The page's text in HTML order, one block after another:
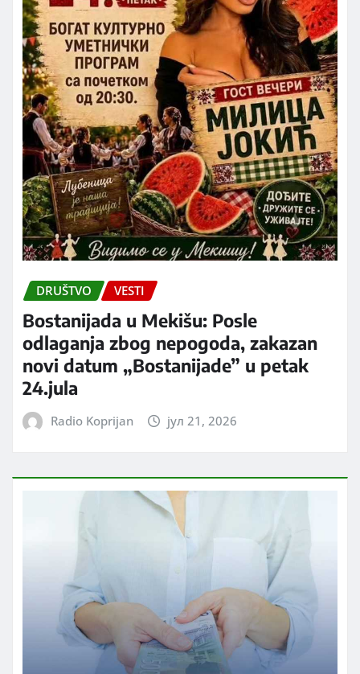
DRUŠTVO VESTI
Bostanijada u Mekišu: Posle
odlaganja zbog nepogoda, zakazan
novi datum „Bostanijade” u petak
24.jula
Radio Koprijan јул 21, 2026